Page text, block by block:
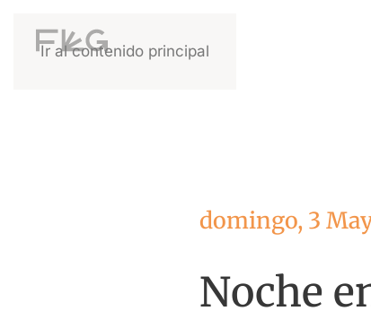
Ir al contenido principal
domingo, 3
Noche